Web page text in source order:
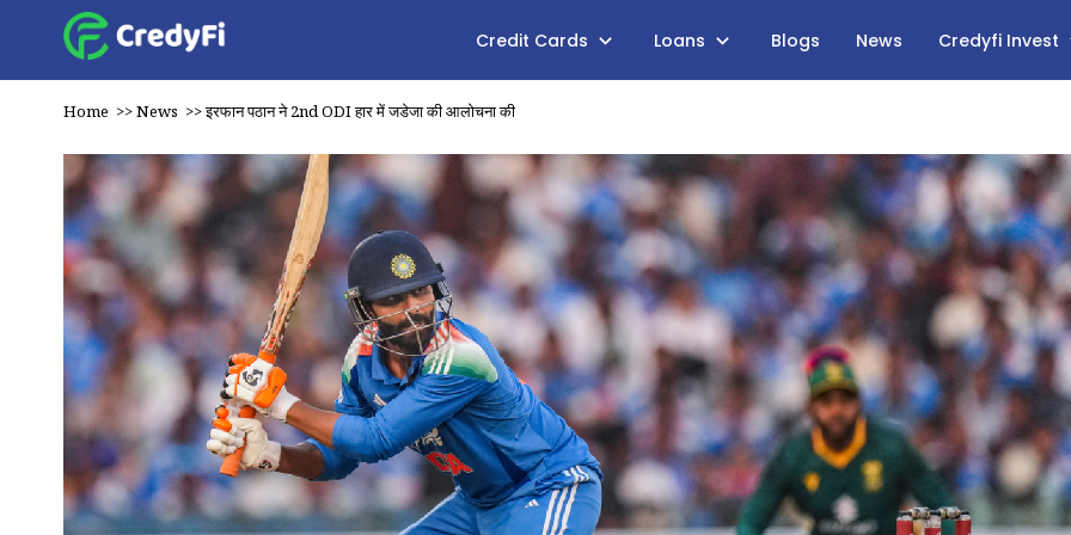
Credit Cards Loans Blogs News Credyfi Invest
Home >>News >>इरफान पठान ने 2nd ODI हार में जडेजा की आलोचना की